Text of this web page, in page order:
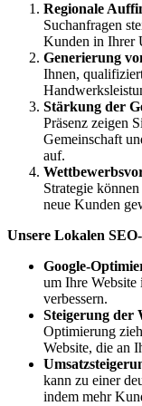
Regionale
Suchanfragen
Kunden in Ihrer
Generierung
Ihnen,
Stärkung der
Präsenz zeigen
Gemeinschaft
auf.
Strategie
neue Kunden
Unsere Lokalen
Google-
um Ihre Website
verbessern.
Steigerung der
Optimierung
Website, die an
kann zu einer
indem mehr